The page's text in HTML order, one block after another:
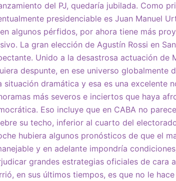
del PJ, quedaría jubilada. Como
presidenciable es Juan Manuel
algunos pérfidos, por ahora tiene más
La gran elección de Agustín Rossi en
Unido a la desastrosa actuación de
despunte, en ese universo globalmente
situación dramática y esa es una excelente
más severos e inciertos que haya
Eso incluye que en CABA no
su techo, inferior al cuarto del
hubiera algunos pronósticos de que el
y en adelante impondría
grandes estrategias oficiales de cara
en sus últimos tiempos, es que no le